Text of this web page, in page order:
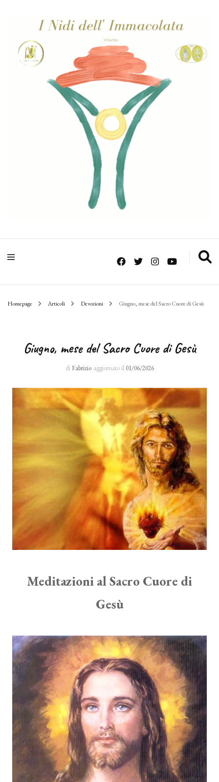
Homepage Articoli Devozioni Giugno, mese del Sacro Cuore di Gesù
Giugno, mese del Sacro Cuore di Gesù
di Fabrizio aggiornato il 01/06/2026
Meditazioni al Sacro Cuore di
Gesù